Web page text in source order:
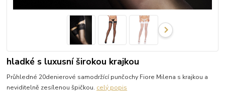
hladké s luxusní širokou krajkou
Průhledné 20denierové samodržící punčochy Fiore Milena s krajkou a
neviditelně zesílenou špičkou. celý popis